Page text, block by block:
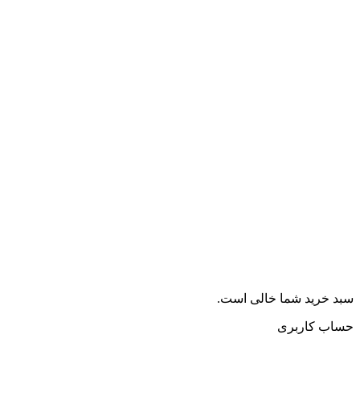
سبد خرید شما خالی است.
حساب کاربری